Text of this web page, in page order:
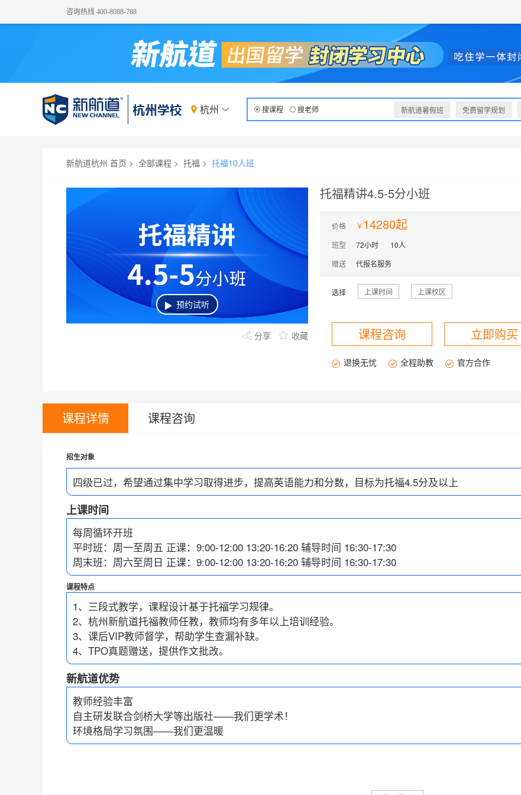
咨询热线 400-8088-788
杭州 搜课程 搜老师 新航道暑假班 免费留学规划
新航道杭州 首页 > 全部课程 > 托福 > 托福10人班
预约试听
分享 收藏
托福精讲4.5-5分小班
价格 14280起
班型 72小时
10人
赠送
代报名服务
选择 上课时间 上课校区
课程咨询 立即购买
退换无忧 全程助教 官方合作
课程详情 课程咨询
招生对象
四级已过，希望通过集中学习取得进步，提高英语能力和分数，目标为托福4.5分及以上
上课时间
每周循环开班
平时班：周一至周五 正课：9:00-12:00 13:20-16:20 辅导时间 16:30-17:30
周末班：周六至周日 正课：9:00-12:00 13:20-16:20 辅导时间 16:30-17:30
课程特点
1、三段式教学，课程设计基于托福学习规律。
2、杭州新航道托福教师任教，教师均有多年以上培训经验。
3、课后VIP教师督学，帮助学生查漏补缺。
4、TPO真题赠送，提供作文批改。
新航道优势
教师经验丰富
自主研发联合剑桥大学等出版社——我们更学术！
环境格局学习氛围——我们更温暖
上课时间
上课地区
武林商圈校区 城西商圈校区 下沙商圈校区 转塘校区
课程咨询
登录
密码登录 收不到验证码?
首次登录自动注册
登录
验证码登录 忘记密码?
知道了
下一步
保存新密码
忘记密码?
立即登录
为了确保您的帐号安全
请勿将帐号信息提供给他人/机构
提交预约